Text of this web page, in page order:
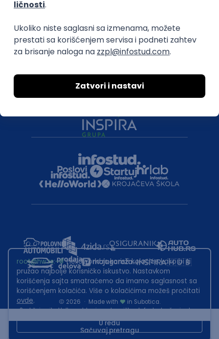
Sačuvaj pretragu
Druželjubivi smo!
2026 · Made with
in Subotica.
Sadržaj sajta Helloworld.rs je u vlasništvu Infostud rešenja d.o.o.
This site is protected by reCAPTCHA and the GooglePrivacy Policyand
root@hw.rs:~#Helloworld.rs koristi kolačiće kako bi ti
pružao najbolje korisničko iskustvo. Nastavkom
korišćenja sajta smatraćemo da imamo saglasnost sa
korišćenjem kolačića. Više o kolačićima možeš pročitati
ovde.
U redu